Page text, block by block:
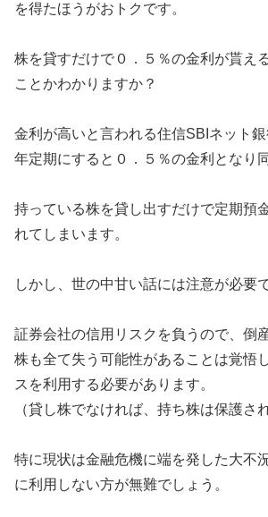
を得たほうがおトクです。
株を貸すだけで０．５％の金利が貰え
ことかわかりますか？
金利が高いと言われる住信SBIネット
年定期にすると０．５％の金利となり
持っている株を貸し出すだけで定期預
れてしまいます。
しかし、世の中甘い話には注意が必要で
証券会社の信用リスクを負うので、倒
株も全て失う可能性があることは覚悟
スを利用する必要があります。
（貸し株でなければ、持ち株は保護さ
特に現状は金融危機に端を発した大不
に利用しない方が無難でしょう。